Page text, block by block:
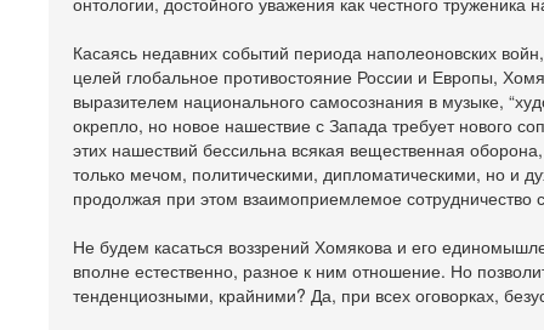
Касаясь недавних событий периода наполеоновских
целей глобальное противостояние России и Европы,
выразителем национального самосознания в музыке,
окрепло, но новое нашествие с Запада требует нового
этих нашествий бессильна всякая вещественная
только мечом, политическими, дипломатическими, но и
продолжая при этом взаимоприемлемое сотрудничество
Не будем касаться воззрений Хомякова и его
вполне естественно, разное к ним отношение. Но
тенденциозными, крайними? Да, при всех оговорках,